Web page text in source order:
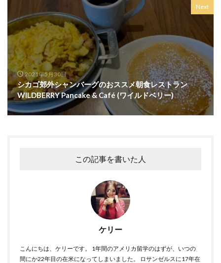
Next
2021年5月30日
シカゴ郊外シャンバーグのおススメ朝食レストラン
WILDBERRY Pancake & Café (ワイルドベリー)
この記事を書いた人
ケリー
こんにちは、ケリーです。 1年間のアメリカ留学のはずが、いつの
間にか22年目の在米になってしまいました。 ロサンゼルスに17年在